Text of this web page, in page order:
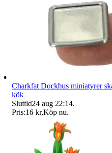
Charkfat Dockhus miniatyrer
kök
Sluttid24 aug 22:14.
Pris:16 kr,Köp nu.